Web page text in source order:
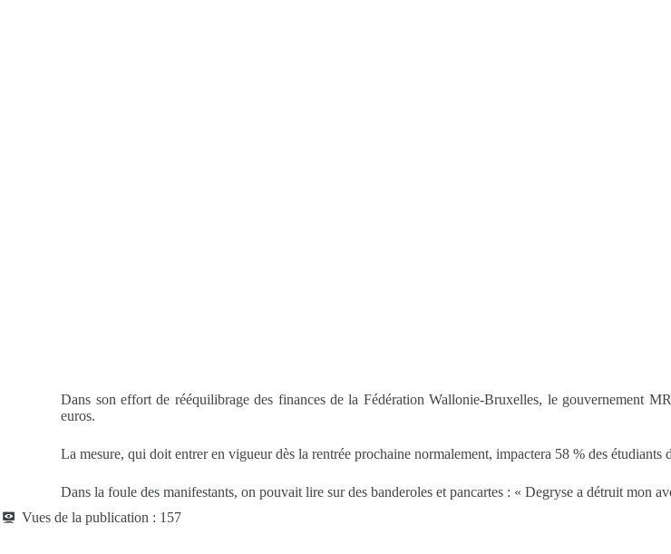
Dans son effort de rééquilibrage des finances de la Fédération Wallonie-Bruxelles, le gouvernement
euros.
La mesure, qui doit entrer en vigueur dès la rentrée prochaine normalement, impactera 58 % des étudiants
Dans la foule des manifestants, on pouvait lire sur des banderoles et pancartes : « Degryse a détruit mon
Vues de la publication : 157